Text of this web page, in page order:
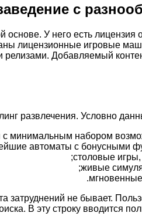
с
У него есть лицензия
лицензионные игровые
релизами. Добавляемый
развлечения. Условно
с минимальным набором
автоматы с бонусными
столовые
живые
не бывает.
В эту строку вводится